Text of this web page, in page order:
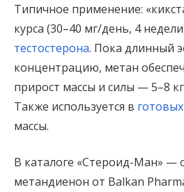
Типичное применение:
курса (30–40 мг/день, 4
тестостерона. Пока длинный
концентрацию, метан
прирост массы и силы — 5–8
Также используется в
массы.
В каталоге «Стероид-Ман» —
метандиенон от Balkan